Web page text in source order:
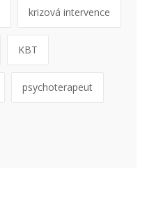
krizová intervence
KBT
psychoterapeut